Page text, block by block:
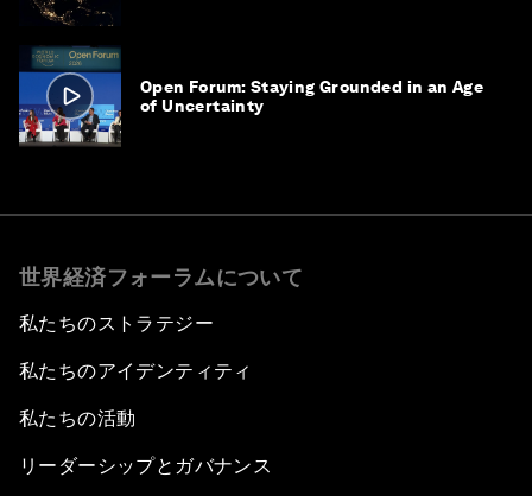
Open Forum: Staying Grounded in an Age
of Uncertainty
世界経済フォーラムについて
私たちのストラテジー
私たちのアイデンティティ
私たちの活動
リーダーシップとガバナンス